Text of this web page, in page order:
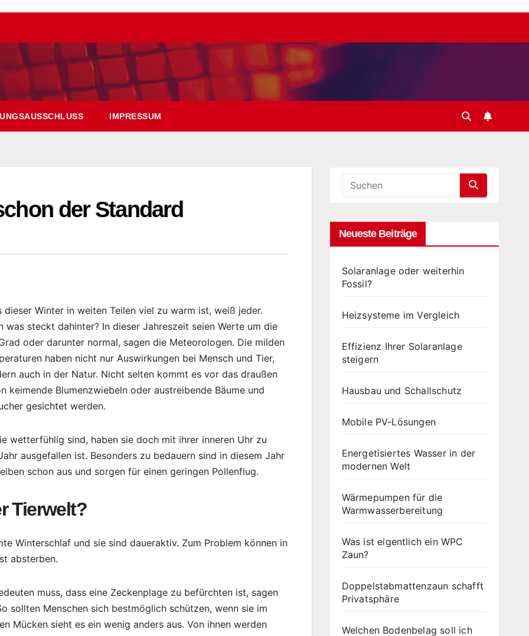
IMPRESSUM
der Standard
dieser Winter in weiten Teilen viel zu warm ist, weiß jeder.
was steckt dahinter? In dieser Jahreszeit seien Werte um die
oder darunter normal, sagen die Meteorologen. Die milden
haben nicht nur Auswirkungen bei Mensch und Tier,
auch in der Natur. Nicht selten kommt es vor das draußen
keimende Blumenzwiebeln oder austreibende Bäume und
gesichtet werden.
wetterfühlig sind, haben sie doch mit ihrer inneren Uhr zu
ausgefallen ist. Besonders zu bedauern sind in diesem Jahr
schon aus und sorgen für einen geringen Pollenflug.
Tierwelt?
Winterschlaf und sie sind daueraktiv. Zum Problem können in
absterben.
muss, dass eine Zeckenplage zu befürchten ist, sagen
sollten Menschen sich bestmöglich schützen, wenn sie im
Mücken sieht es ein wenig anders aus. Von ihnen werden
Neueste Beiträge
Solaranlage oder weiterhin
Fossil?
Heizsysteme im Vergleich
Effizienz Ihrer Solaranlage
steigern
Hausbau und Schallschutz
Mobile PV-Lösungen
Energetisiertes Wasser in der
modernen Welt
Wärmepumpen für die
Warmwasserbereitung
Was ist eigentlich ein WPC
Zaun?
Doppelstabmattenzaun schafft
Privatsphäre
Welchen Bodenbelag soll ich